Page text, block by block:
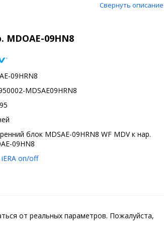
Свернуть описание
MDOAE-09HN8
09HRN8
MDSAE09HRN8
блок MDSAE-09HRN8 WF MDV к нар.
09HN8
iERA on/off
от реальных параметров. Пожалуйста,